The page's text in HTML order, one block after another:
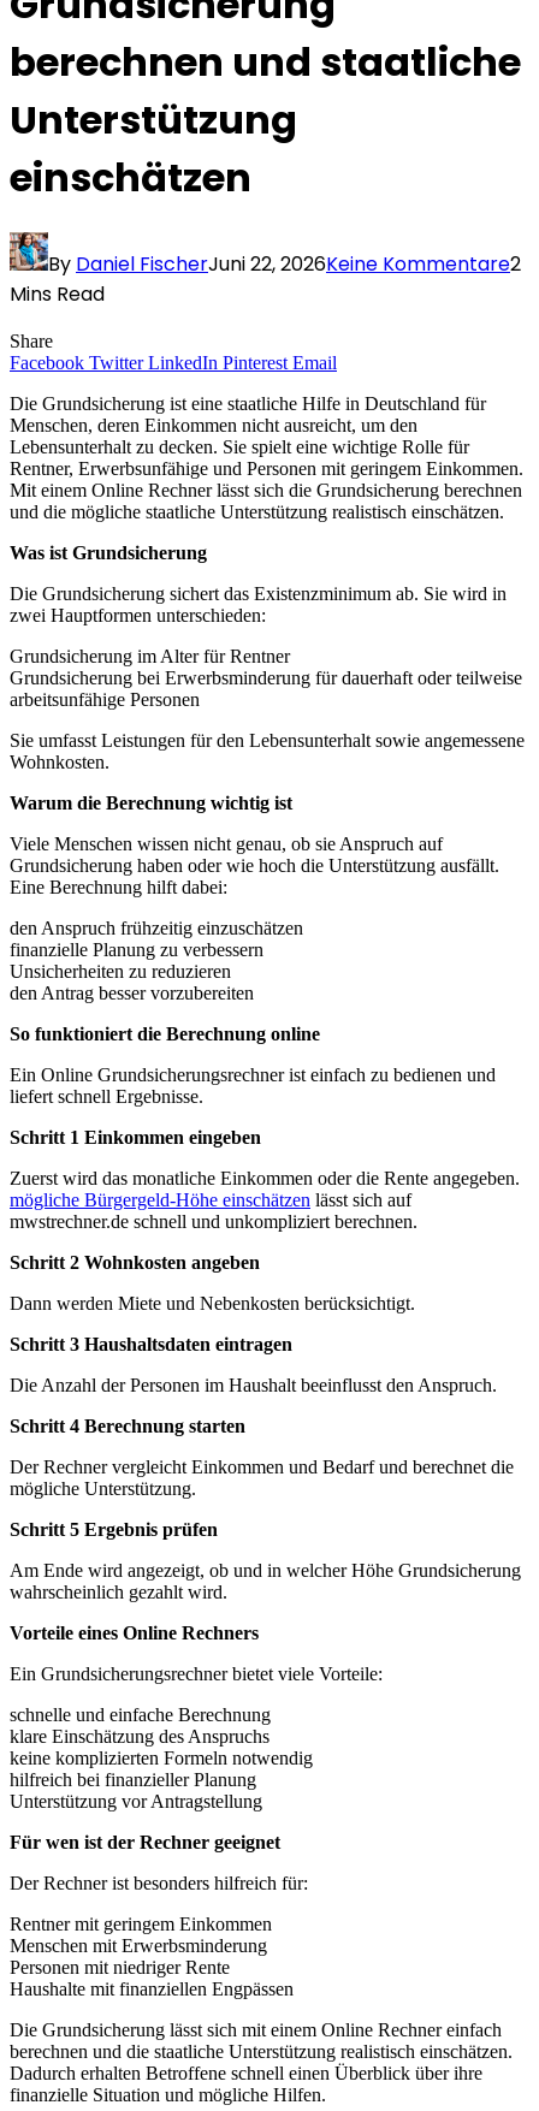
berechnen und staatliche
Unterstützung
einschätzen
By Daniel FischerJuni 22, 2026Keine Kommentare2
Mins Read
Share
Facebook Twitter LinkedIn Pinterest Email
Die Grundsicherung ist eine staatliche Hilfe in Deutschland für
Menschen, deren Einkommen nicht ausreicht, um den
Lebensunterhalt zu decken. Sie spielt eine wichtige Rolle für
Rentner, Erwerbsunfähige und Personen mit geringem Einkommen.
Mit einem Online Rechner lässt sich die Grundsicherung berechnen
und die mögliche staatliche Unterstützung realistisch einschätzen.
Was ist Grundsicherung
Die Grundsicherung sichert das Existenzminimum ab. Sie wird in
zwei Hauptformen unterschieden:
Grundsicherung im Alter für Rentner
Grundsicherung bei Erwerbsminderung für dauerhaft oder teilweise
arbeitsunfähige Personen
Sie umfasst Leistungen für den Lebensunterhalt sowie angemessene
Wohnkosten.
Warum die Berechnung wichtig ist
Viele Menschen wissen nicht genau, ob sie Anspruch auf
Grundsicherung haben oder wie hoch die Unterstützung ausfällt.
Eine Berechnung hilft dabei:
den Anspruch frühzeitig einzuschätzen
finanzielle Planung zu verbessern
Unsicherheiten zu reduzieren
den Antrag besser vorzubereiten
So funktioniert die Berechnung online
Ein Online Grundsicherungsrechner ist einfach zu bedienen und
liefert schnell Ergebnisse.
Schritt 1 Einkommen eingeben
Zuerst wird das monatliche Einkommen oder die Rente angegeben.
mögliche Bürgergeld-Höhe einschätzen lässt sich auf
mwstrechner.de schnell und unkompliziert berechnen.
Schritt 2 Wohnkosten angeben
Dann werden Miete und Nebenkosten berücksichtigt.
Schritt 3 Haushaltsdaten eintragen
Die Anzahl der Personen im Haushalt beeinflusst den Anspruch.
Schritt 4 Berechnung starten
Der Rechner vergleicht Einkommen und Bedarf und berechnet die
mögliche Unterstützung.
Schritt 5 Ergebnis prüfen
Am Ende wird angezeigt, ob und in welcher Höhe Grundsicherung
wahrscheinlich gezahlt wird.
Vorteile eines Online Rechners
Ein Grundsicherungsrechner bietet viele Vorteile:
schnelle und einfache Berechnung
klare Einschätzung des Anspruchs
keine komplizierten Formeln notwendig
hilfreich bei finanzieller Planung
Unterstützung vor Antragstellung
Für wen ist der Rechner geeignet
Der Rechner ist besonders hilfreich für:
Rentner mit geringem Einkommen
Menschen mit Erwerbsminderung
Personen mit niedriger Rente
Haushalte mit finanziellen Engpässen
Die Grundsicherung lässt sich mit einem Online Rechner einfach
berechnen und die staatliche Unterstützung realistisch einschätzen.
Dadurch erhalten Betroffene schnell einen Überblick über ihre
finanzielle Situation und mögliche Hilfen.